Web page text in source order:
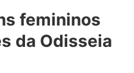
femininos
da Odisseia